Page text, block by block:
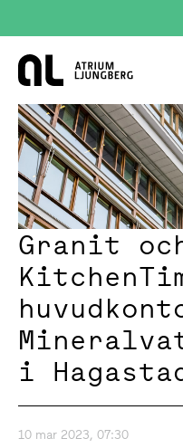
Hem
Granit
i
10 mar 2023, 07:30